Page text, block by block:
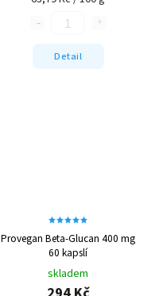
131
Detail
Provegan Beta-Glucan 400 mg
60 kapslí
skladem